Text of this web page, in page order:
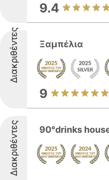
9.4
Διακριθέντες Ξαμπέλια
9
Διακριθέντες 90°drinks